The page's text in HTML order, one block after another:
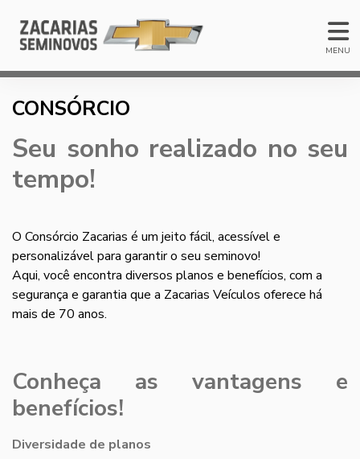
MENU
CONSÓRCIO
Seu sonho realizado no seu
tempo!
O Consórcio Zacarias é um jeito fácil, acessível e
personalizável para garantir o seu seminovo!
Aqui, você encontra diversos planos e benefícios, com a
segurança e garantia que a Zacarias Veículos oferece há
mais de 70 anos.
Conheça as vantagens e
benefícios!
Diversidade de planos